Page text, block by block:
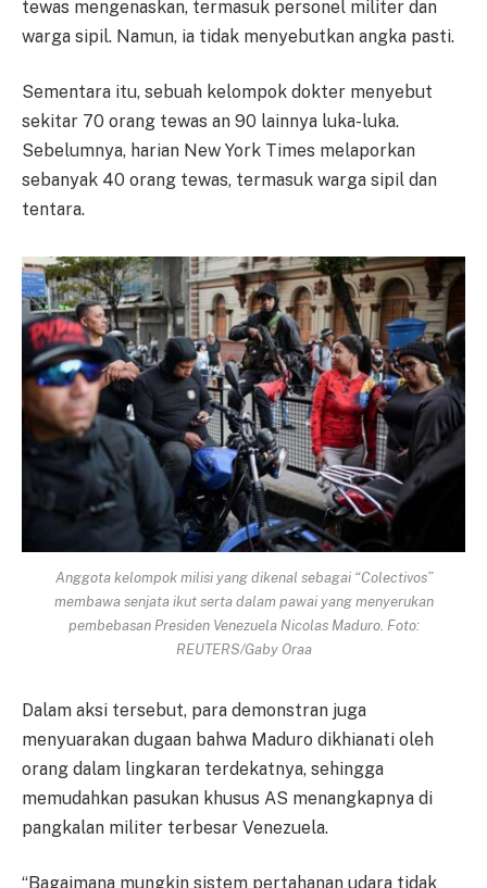
tewas mengenaskan, termasuk personel militer dan
warga sipil. Namun, ia tidak menyebutkan angka pasti.
Sementara itu, sebuah kelompok dokter menyebut
sekitar 70 orang tewas an 90 lainnya luka-luka.
Sebelumnya, harian New York Times melaporkan
sebanyak 40 orang tewas, termasuk warga sipil dan
tentara.
Anggota kelompok milisi yang dikenal sebagai “Colectivos”
membawa senjata ikut serta dalam pawai yang menyerukan
pembebasan Presiden Venezuela Nicolas Maduro. Foto:
REUTERS/Gaby Oraa
Dalam aksi tersebut, para demonstran juga
menyuarakan dugaan bahwa Maduro dikhianati oleh
orang dalam lingkaran terdekatnya, sehingga
memudahkan pasukan khusus AS menangkapnya di
pangkalan militer terbesar Venezuela.
“Bagaimana mungkin sistem pertahanan udara tidak